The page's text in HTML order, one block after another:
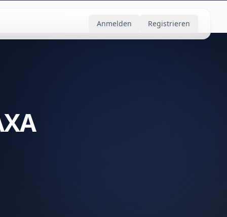
Anmelden Registrieren